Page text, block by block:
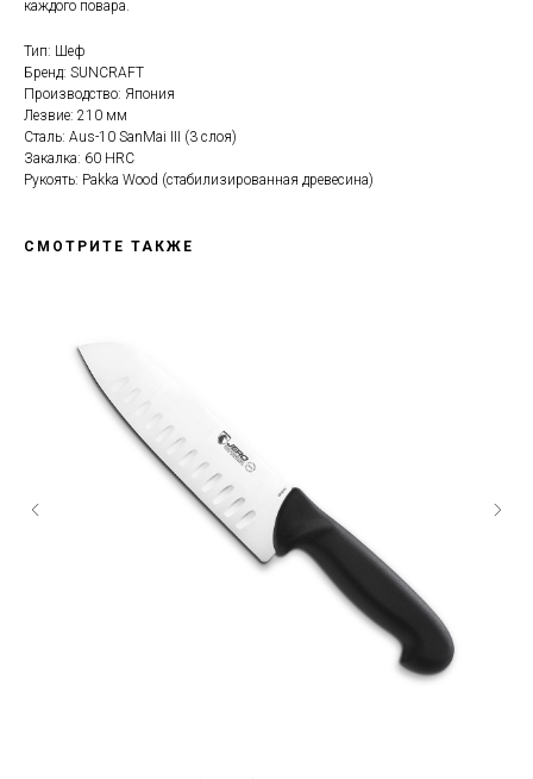
каждого повара.
Тип: Шеф
Бренд: SUNCRAFT
Производство: Япония
Лезвие: 210 мм
Сталь: Aus-10 SanMai III (3 слоя)
Закалка: 60 HRC
Рукоять: Pakka Wood (стабилизированная древесина)
СМОТРИТЕ ТАКЖЕ